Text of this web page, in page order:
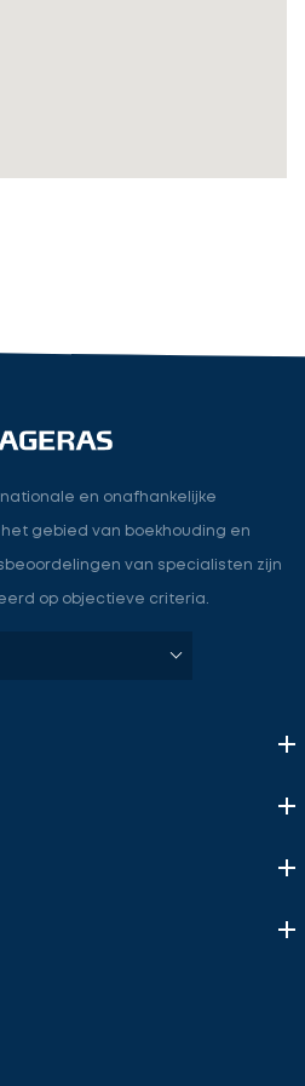
en onafhankelijke
gebied van boekhouding en
van specialisten zijn
op objectieve criteria.